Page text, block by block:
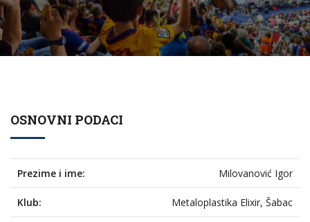
OSNOVNI PODACI
Prezime i ime: Milovanović Igor
Klub: Metaloplastika Elixir, Šabac